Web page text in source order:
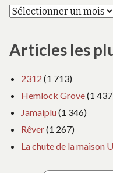
Articles les
2312 (1 713)
Hemlock Grove(1
Jamaiplu(1 346)
Rêver(1 267)
La chute de la maison